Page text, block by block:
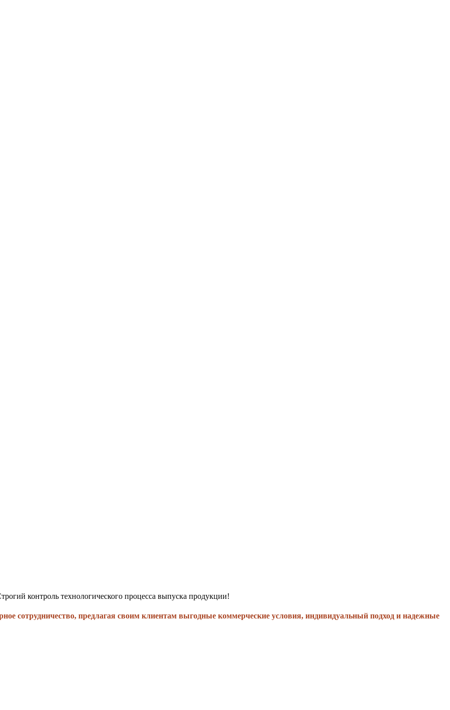
контроль технологического процесса выпуска продукции!
сотрудничество, предлагая своим клиентам выгодные коммерческие условия, индивидуальный подход и надежные